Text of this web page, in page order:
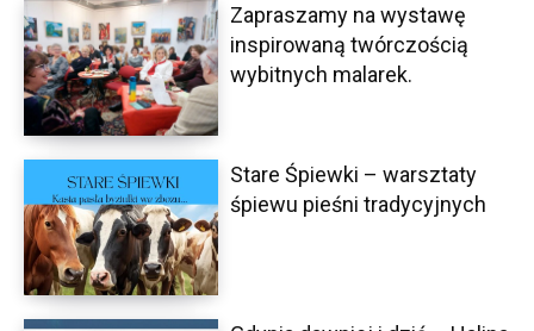
Zapraszamy na wystawę
inspirowaną twórczością
wybitnych malarek.
Stare Śpiewki – warsztaty
śpiewu pieśni tradycyjnych